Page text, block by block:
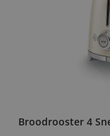
Broodrooster 4